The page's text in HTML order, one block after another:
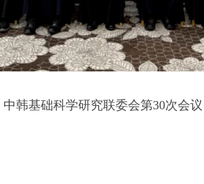
中韩基础科学研究联委会第30次会议